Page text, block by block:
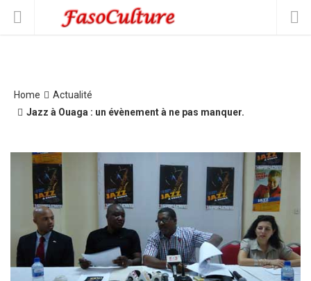
Home
Actualité
Jazz à Ouaga : un évènement à ne pas manquer.